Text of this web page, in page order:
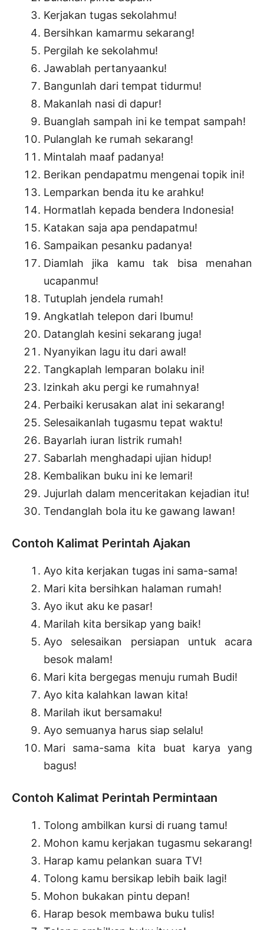
Kerjakan tugas sekolahmu!
Bersihkan kamarmu sekarang!
Pergilah ke sekolahmu!
Jawablah pertanyaanku!
Bangunlah dari tempat tidurmu!
Makanlah nasi di dapur!
Buanglah sampah ini ke tempat sampah!
Pulanglah ke rumah sekarang!
Mintalah maaf padanya!
Berikan pendapatmu mengenai topik ini!
Lemparkan benda itu ke arahku!
Hormatlah kepada bendera Indonesia!
Katakan saja apa pendapatmu!
Sampaikan pesanku padanya!
Diamlah jika kamu tak bisa menahan
ucapanmu!
Tutuplah jendela rumah!
Angkatlah telepon dari Ibumu!
Datanglah kesini sekarang juga!
Nyanyikan lagu itu dari awal!
Tangkaplah lemparan bolaku ini!
Izinkah aku pergi ke rumahnya!
Perbaiki kerusakan alat ini sekarang!
Selesaikanlah tugasmu tepat waktu!
Bayarlah iuran listrik rumah!
Sabarlah menghadapi ujian hidup!
Kembalikan buku ini ke lemari!
Jujurlah dalam menceritakan kejadian itu!
Tendanglah bola itu ke gawang lawan!
Contoh Kalimat Perintah Ajakan
Ayo kita kerjakan tugas ini sama-sama!
Mari kita bersihkan halaman rumah!
Ayo ikut aku ke pasar!
Marilah kita bersikap yang baik!
Ayo selesaikan persiapan untuk acara
besok malam!
Mari kita bergegas menuju rumah Budi!
Ayo kita kalahkan lawan kita!
Marilah ikut bersamaku!
Ayo semuanya harus siap selalu!
Mari sama-sama kita buat karya yang
bagus!
Contoh Kalimat Perintah Permintaan
Tolong ambilkan kursi di ruang tamu!
Mohon kamu kerjakan tugasmu sekarang!
Harap kamu pelankan suara TV!
Tolong kamu bersikap lebih baik lagi!
Mohon bukakan pintu depan!
Harap besok membawa buku tulis!